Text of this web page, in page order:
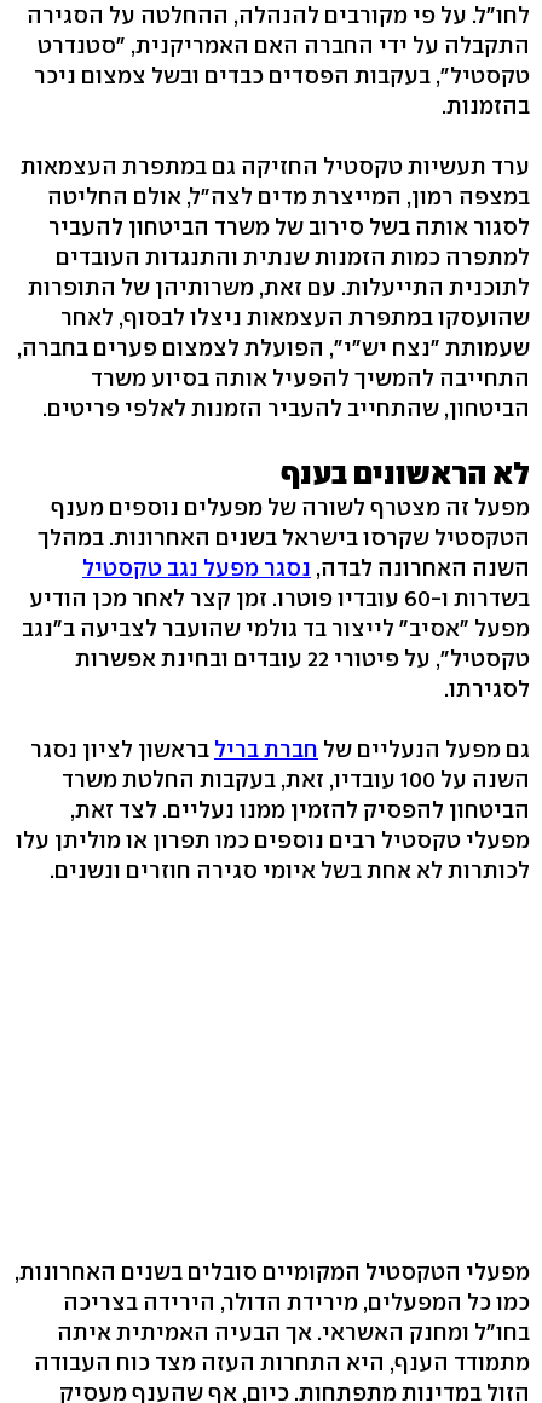
לחו"ל. על פי מקורבים להנהלה, ההחלטה על הסגירה
התקבלה על ידי החברה האם האמריקנית, "סטנדרט
טקסטיל", בעקבות הפסדים כבדים ובשל צמצום ניכר
בהזמנות.
ערד תעשיות טקסטיל החזיקה גם במתפרת העצמאות
במצפה רמון, המייצרת מדים לצה"ל, אולם החליטה
לסגור אותה בשל סירוב של משרד הביטחון להעביר
למתפרה כמות הזמנות שנתית והתנגדות העובדים
לתוכנית התייעלות. עם זאת, משרותיהן של התופרות
שהועסקו במתפרת העצמאות ניצלו לבסוף, לאחר
שעמותת "נצח יש"י", הפועלת לצמצום פערים בחברה,
התחייבה להמשיך להפעיל אותה בסיוע משרד
הביטחון, שהתחייב להעביר הזמנות לאלפי פריטים.
לא הראשונים בענף
מפעל זה מצטרף לשורה של מפעלים נוספים מענף
הטקסטיל שקרסו בישראל בשנים האחרונות. במהלך
השנה האחרונה לבדה, נסגר מפעל נגב טקסטיל
בשדרות ו-60 עובדיו פוטרו. זמן קצר לאחר מכן הודיע
מפעל "אסיב" לייצור בד גולמי שהועבר לצביעה ב"נגב
טקסטיל", על פיטורי 22 עובדים ובחינת אפשרות
לסגירתו.
גם מפעל הנעליים של חברת בריל בראשון לציון נסגר
השנה על 100 עובדיו, זאת, בעקבות החלטת משרד
הביטחון להפסיק להזמין ממנו נעליים. לצד זאת,
מפעלי טקסטיל רבים נוספים כמו תפרון או מוליתן עלו
לכותרות לא אחת בשל איומי סגירה חוזרים ונשנים.
מפעלי הטקסטיל המקומיים סובלים בשנים האחרונות,
כמו כל המפעלים, מירידת הדולר, הירידה בצריכה
בחו"ל ומחנק האשראי. אך הבעיה האמיתית איתה
מתמודד הענף, היא התחרות העזה מצד כוח העבודה
הזול במדינות מתפתחות. כיום, אף שהענף מעסיק